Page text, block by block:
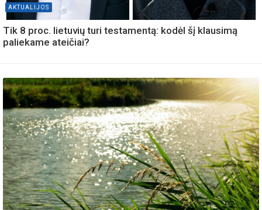
AKTUALIJOS
Tik 8 proc. lietuvių turi testamentą: kodėl šį klausimą
paliekame ateičiai?